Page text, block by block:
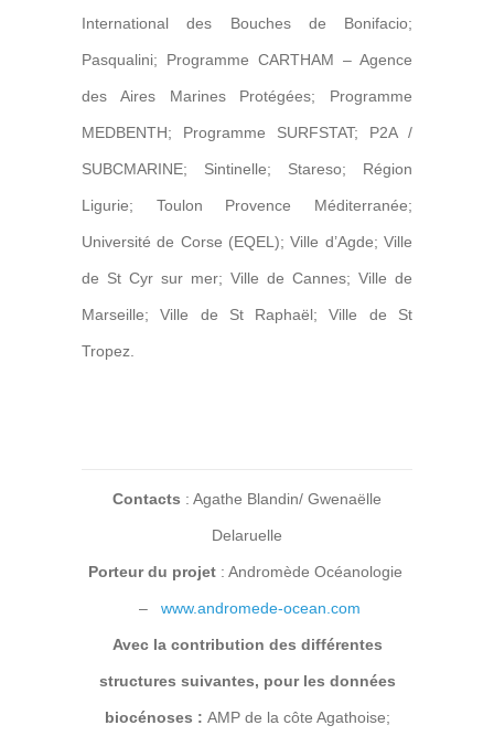
International des Bouches de Bonifacio;
Pasqualini; Programme CARTHAM – Agence
des Aires Marines Protégées; Programme
MEDBENTH; Programme SURFSTAT; P2A /
SUBCMARINE; Sintinelle; Stareso; Région
Ligurie; Toulon Provence Méditerranée;
Université de Corse (EQEL); Ville d’Agde; Ville
de St Cyr sur mer; Ville de Cannes; Ville de
Marseille; Ville de St Raphaël; Ville de St
Tropez.
Contacts : Agathe Blandin/ Gwenaëlle
Delaruelle
Porteur du projet : Andromède Océanologie
– www.andromede-ocean.com
Avec la contribution des différentes
structures suivantes, pour les données
biocénoses : AMP de la côte Agathoise;